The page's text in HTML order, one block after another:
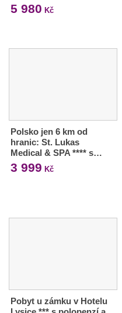
5 980 Kč
Polsko jen 6 km od
hranic: St. Lukas
Medical & SPA **** s…
3 999 Kč
Pobyt u zámku v Hotelu